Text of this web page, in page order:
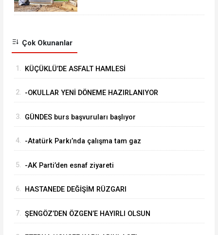
Çok Okunanlar
1. KÜÇÜKLÜ’DE ASFALT HAMLESİ
2. -OKULLAR YENİ DÖNEME HAZIRLANIYOR
3. GÜNDES burs başvuruları başlıyor
4. -Atatürk Parkı’nda çalışma tam gaz
5. -AK Parti’den esnaf ziyareti
6. HASTANEDE DEĞİŞİM RÜZGARI
7. ŞENGÖZ’DEN ÖZGEN’E HAYIRLI OLSUN